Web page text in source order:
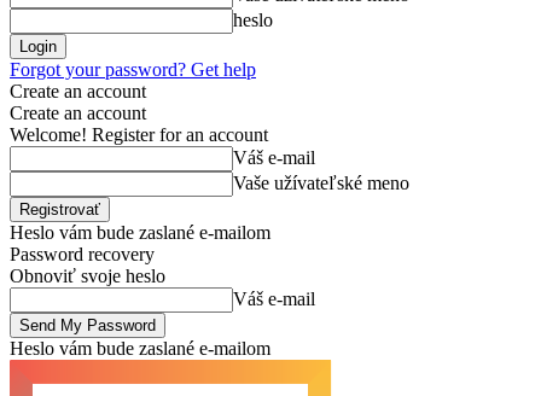
heslo
Forgot your password? Get help
Create an account
Create an account
Welcome! Register for an account
Váš e-mail
Vaše užívateľské meno
Heslo vám bude zaslané e-mailom
Password recovery
Obnoviť svoje heslo
Váš e-mail
Heslo vám bude zaslané e-mailom